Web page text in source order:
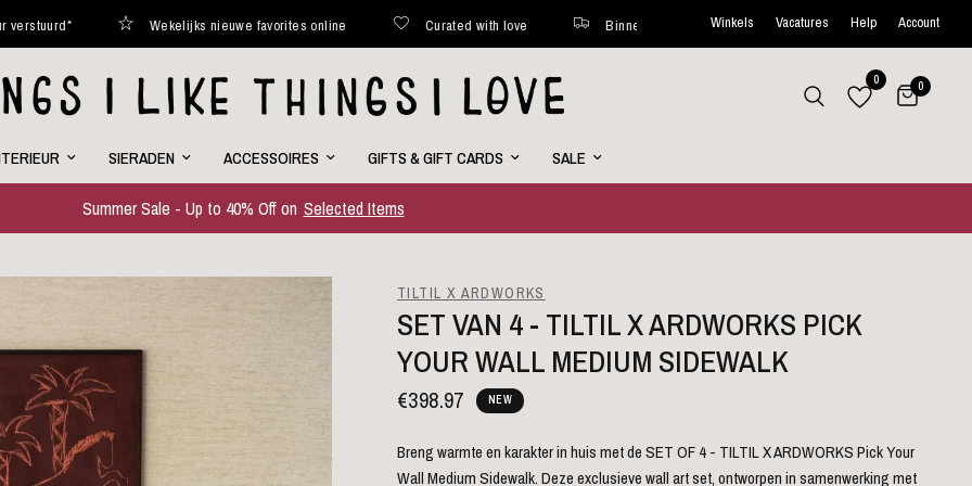
Wekelijks nieuwe favorites online Curated with love Binnen 48 uur verstuurd* Wekelijks nieuwe favorites online
Winkels Vacatures Help Account
0 0
SIERADEN ACCESSOIRES GIFTS & GIFT CARDS SALE
Summer Sale - Up to 40% Off on Selected Items
TILTIL X ARDWORKS
SET VAN 4 - TILTIL X ARDWORKS PICK
YOUR WALL MEDIUM SIDEWALK
€398.97 NEW
Breng warmte en karakter in huis met de SET OF 4 - TILTIL X ARDWORKS Pick Your
Wall Medium Sidewalk. Deze exclusieve wall art set, ontworpen in samenwerking met